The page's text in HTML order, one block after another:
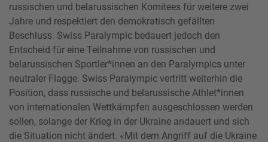
russischen und belarussischen Komitees für weitere zwei
Jahre und respektiert den demokratisch gefällten
Beschluss. Swiss Paralympic bedauert jedoch den
Entscheid für eine Teilnahme von russischen und
belarussischen Sportler*innen an den Paralympics unter
neutraler Flagge. Swiss Paralympic vertritt weiterhin die
Position, dass russische und belarussische Athlet*innen
von internationalen Wettkämpfen ausgeschlossen werden
sollen, solange der Krieg in der Ukraine andauert und sich
die Situation nicht ändert. «Mit dem Angriff auf die Ukraine